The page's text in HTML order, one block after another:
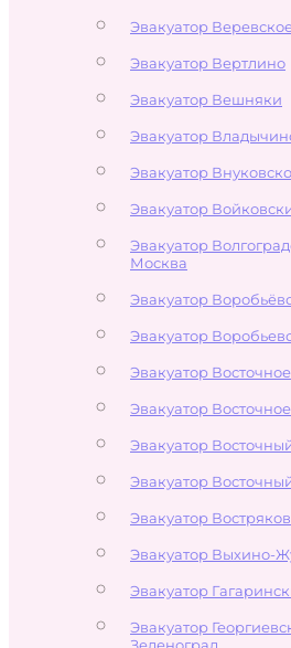
Эвакуатор
Эвакуатор Вертлино
Эвакуатор Вешняки
Эвакуатор
Эвакуатор
Эвакуатор
Эвакуатор
Москва
Эвакуатор
Эвакуатор
Эвакуатор
Эвакуатор
Эвакуатор
Эвакуатор
Эвакуатор
Эвакуатор Выхино-
Эвакуатор
Эвакуатор